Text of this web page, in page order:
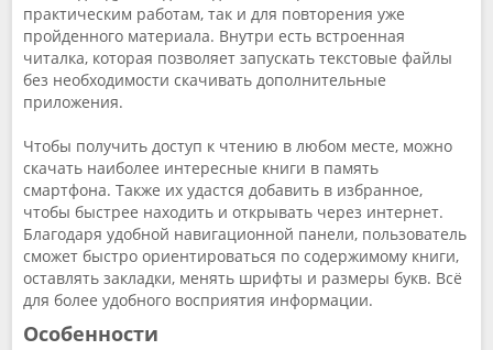
практическим работам, так и для повторения уже
пройденного материала. Внутри есть встроенная
читалка, которая позволяет запускать текстовые файлы
без необходимости скачивать дополнительные
приложения.
Чтобы получить доступ к чтению в любом месте, можно
скачать наиболее интересные книги в память
смартфона. Также их удастся добавить в избранное,
чтобы быстрее находить и открывать через интернет.
Благодаря удобной навигационной панели, пользователь
сможет быстро ориентироваться по содержимому книги,
оставлять закладки, менять шрифты и размеры букв. Всё
для более удобного восприятия информации.
Особенности